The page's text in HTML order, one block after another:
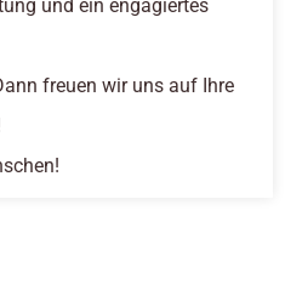
und ein engagiertes
freuen wir uns auf Ihre